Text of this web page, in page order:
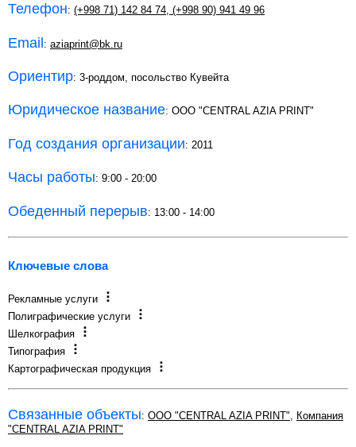
Телефон: (+998 71) 142 84 74, (+998 90) 941 49 96
Email: aziaprint@bk.ru
Ориентир: 3-роддом, посольство Кувейта
Юридическое название: ООО "CENTRAL AZIA PRINT"
Год создания организации: 2011
Часы работы: 9:00 - 20:00
Обеденный перерыв: 13:00 - 14:00
Ключевые слова
Рекламные услуги
Полиграфические услуги
Шелкография
Типография
Картографическая продукция
Связанные объекты: OOO "CENTRAL AZIA PRINT", Компания
"CENTRAL AZIA PRINT"